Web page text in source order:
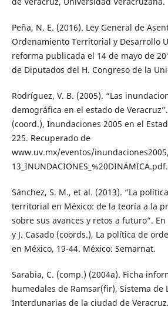
Peña, N. E. (2016). Ley General de
Ordenamiento Territorial y Desarrollo
reforma publicada el 14 de mayo de
de Diputados del H. Congreso de la
Rodríguez, V. B. (2005). “Las
demográfica en el estado de
(coord.), Inundaciones 2005 en el
225. Recuperado de
www.uv.mx/eventos/
13_INUNDACIONES_%20DINÁMICA.pdf.
Sánchez, S. M., et al. (2013). “La
territorial en México: de la teoría a la
sobre sus avances y retos a futuro”. En
y J. Casado (coords.), La política de
en México, 19-44. México: Semarnat.
Sarabia, C. (comp.) (2004a). Ficha
humedales de Ramsar(fir), Sistema de
Interdunarias de la ciudad de